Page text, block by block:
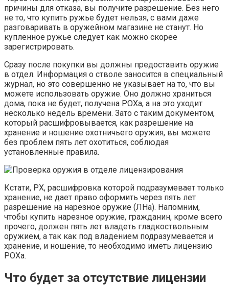
причины для отказа, вы получите разрешение. Без него
не то, что купить ружье будет нельзя, с вами даже
разговаривать в оружейном магазине не станут. Но
купленное ружье следует как можно скорее
зарегистрировать.
Сразу после покупки вы должны предоставить оружие
в отдел. Информация о стволе заносится в специальный
журнал, но это совершенно не указывает на то, что вы
можете использовать оружие. Оно должно храниться
дома, пока не будет, получена РОХа, а на это уходит
несколько недель времени. Зато с таким документом,
который расшифровывается, как разрешение на
хранение и ношение охотничьего оружия, вы можете
без проблем пять лет охотиться, соблюдая
установленные правила.
Кстати, РХ, расшифровка которой подразумевает только
хранение, не дает право оформить через пять лет
разрешение на нарезное оружие (ЛНа). Напомним,
чтобы купить нарезное оружие, гражданин, кроме всего
прочего, должен пять лет владеть гладкоствольным
оружием, а так как под владением подразумевается и
хранение, и ношение, то необходимо иметь лицензию
РОХа.
Что будет за отсутствие лицензии